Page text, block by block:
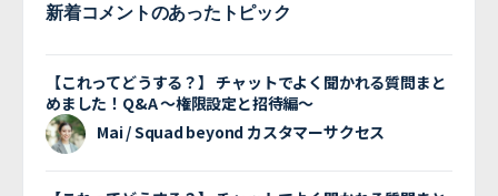
新着コメントのあったトピック
【これってどうする？】 チャットでよく聞かれる質問まと
めました！Q&A 〜権限設定と招待編〜
Mai / Squad beyond カスタマーサクセス